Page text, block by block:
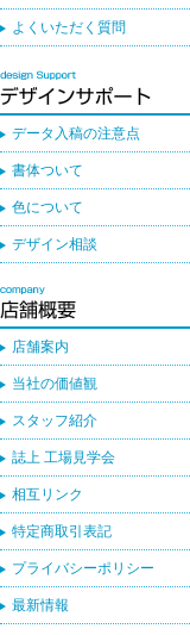
よくいただく質問
データ入稿の注意点
書体ついて
色について
デザイン相談
店舗案内
当社の価値観
スタッフ紹介
誌上 工場見学会
相互リンク
特定商取引表記
プライバシーポリシー
最新情報